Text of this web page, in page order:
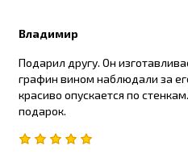
Владимир
Подарил другу. Он
графин вином наблюдали за
красиво опускается по
подарок.